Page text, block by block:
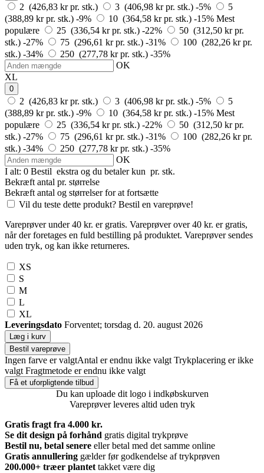
2 (426,83 kr pr. stk.) 3 (406,98 kr pr. stk.) -5%
5
(388,89 kr pr. stk.) -9% 10 (364,58 kr pr. stk.) -15% Mest
populære
25 (336,54 kr pr. stk.) -22%
50 (312,50 kr pr.
stk.) -27% 75 (296,61 kr pr. stk.) -31%
100 (282,26 kr pr.
stk.) -34% 250 (277,78 kr pr. stk.) -35%
OK
XL
0
2 (426,83 kr pr. stk.) 3 (406,98 kr pr. stk.) -5%
5
(388,89 kr pr. stk.) -9% 10 (364,58 kr pr. stk.) -15% Mest
populære
25 (336,54 kr pr. stk.) -22%
50 (312,50 kr pr.
stk.) -27% 75 (296,61 kr pr. stk.) -31%
100 (282,26 kr pr.
stk.) -34% 250 (277,78 kr pr. stk.) -35%
OK
I alt: 0 Bestil ekstra og du betaler kun pr. stk.
Bekræft antal pr. størrelse
Bekræft antal og størrelser for at fortsætte
Vil du teste dette produkt? Bestil en vareprøve!
Vareprøver under 40 kr. er gratis. Vareprøver over 40 kr. er gratis,
når der foretages en fuld bestilling på produktet. Vareprøver sendes
uden tryk, og kan ikke returneres.
XS
S
M
L
XL
Leveringsdato Forventet; torsdag d. 20. august 2026
Læg i kurv
Bestil vareprøve
Ingen farve er valgtAntal er endnu ikke valgt Trykplacering er ikke
valgt Fragtmetode er endnu ikke valgt
Få et uforpligtende tilbud
Du kan uploade dit logo i indkøbskurven
Vareprøver leveres altid uden tryk
Gratis fragt fra 4.000 kr.
Se dit design på forhånd gratis digital trykprøve
Bestil nu, betal senere eller betal med det samme online
Gratis annullering gælder før godkendelse af trykprøven
200.000+ træer plantet takket være dig